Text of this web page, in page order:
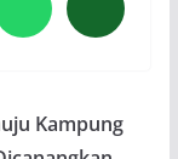
Kampung